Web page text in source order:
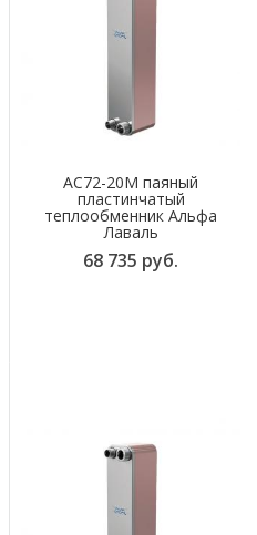
AC72-20M паяный
пластинчатый
теплообменник Альфа
Лаваль
68 735 руб.